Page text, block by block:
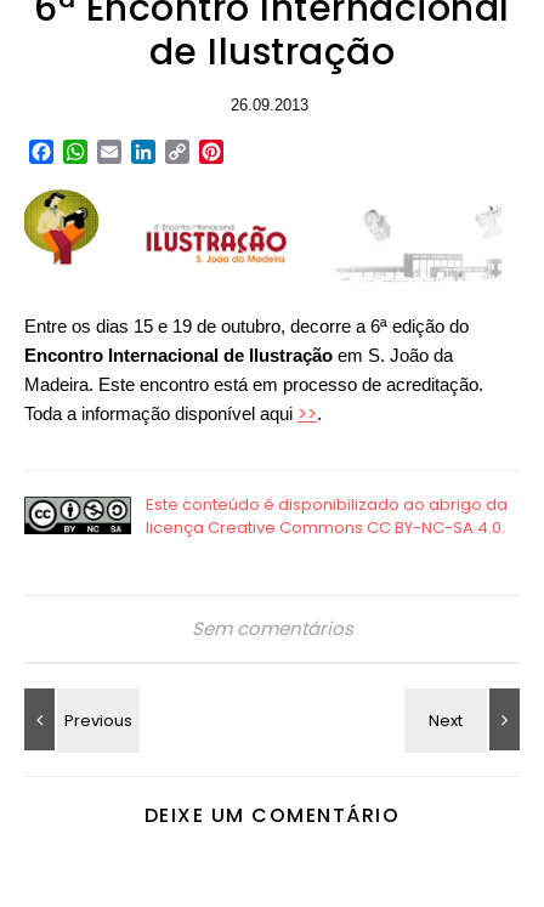
de Ilustração
26.09.2013
Facebook
WhatsApp
EmailLinkedIn
Copy
Entre os dias 15 e 19 de outubro, decorre a 6ª edição do
Encontro Internacional de Ilustração em S. João da
Madeira. Este encontro está em processo de acreditação.
Toda a informação disponível aqui >>.
Sem comentários
DEIXE UM COMENTÁRIO